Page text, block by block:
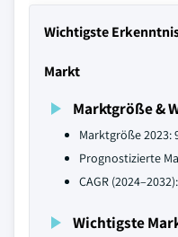
Wichtigste
Markt
Marktgröße &
Marktgröße 2023:
Prognostizierte
CAGR
Wichtigste